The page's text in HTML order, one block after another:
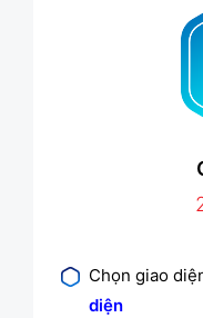
Chọn giao
diện